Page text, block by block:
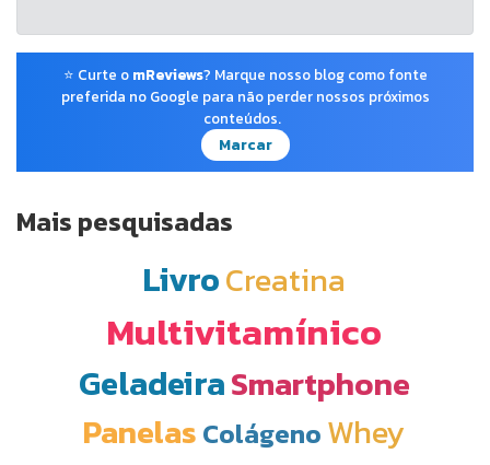
⭐ Curte o mReviews? Marque nosso blog como fonte
preferida no Google para não perder nossos próximos
conteúdos.
Marcar
Mais pesquisadas
LivroCreatina
Multivitamínico
GeladeiraSmartphone
Panelas Colágeno Whey